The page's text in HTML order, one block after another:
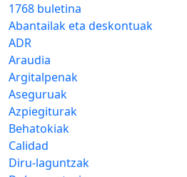
1768 buletina
Abantailak eta deskontuak
ADR
Araudia
Argitalpenak
Aseguruak
Azpiegiturak
Behatokiak
Calidad
Diru-laguntzak